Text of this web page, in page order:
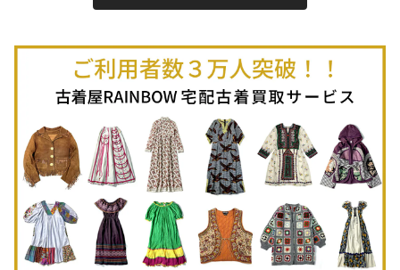
古着ポロシャツ
古着長袖ポロシャツ
古着スウェット
古着パーカー
古着タンクトップ
古着羽織り
古着ミニ丈スカート (丈56-75cm)
Autumn / Winter